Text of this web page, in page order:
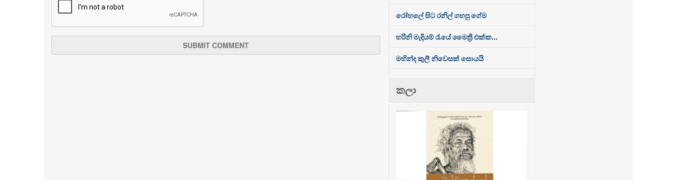
රෝහලේ සිට රනිල් ගහපු ගේම
හරිනි මැදියම් රැයේ මෛත්‍රී එක්ක...
මහින්ද කුලී නිවෙසක් සොයයි
කලා